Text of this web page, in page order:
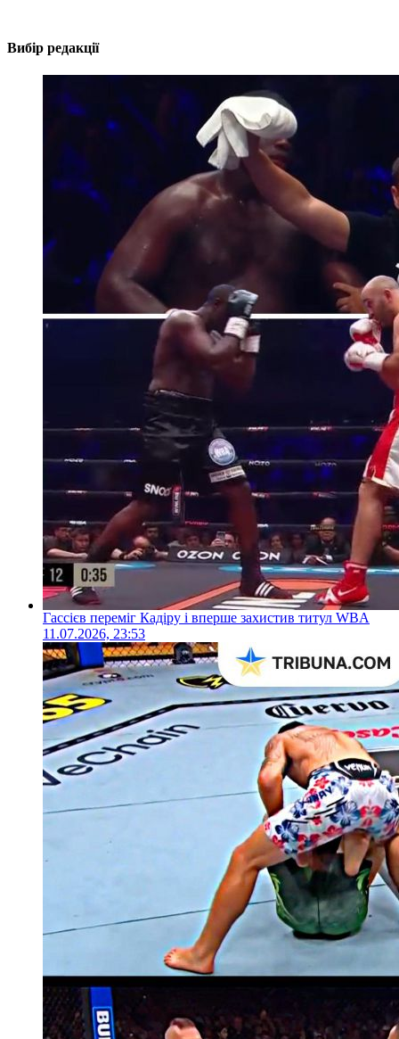
Вибір редакції
Гассієв переміг Кадіру і вперше захистив титул WBA
11.07.2026, 23:53